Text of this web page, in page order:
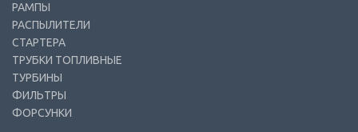
РАМПЫ
РАСПЫЛИТЕЛИ
СТАРТЕРА
ТРУБКИ ТОПЛИВНЫЕ
ТУРБИНЫ
ФИЛЬТРЫ
ФОРСУНКИ